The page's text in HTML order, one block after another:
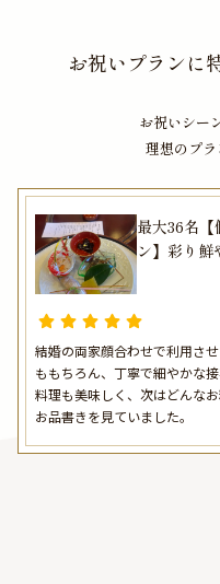
お祝いプランに
お祝いシー
理想のプラ
最大36名
ン】彩り鮮
い！
結婚の両家顔合わせで利用さ
ももちろん、丁寧で細やかな
料理も美味しく、次はどんな
お品書きを見ていました。